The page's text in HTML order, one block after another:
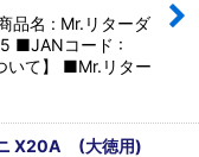
品名 : Mr.リターダ
■JANコード :
て】 ■Mr.リター
X20A (大徳用)